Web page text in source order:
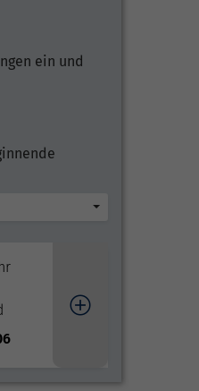
ein und